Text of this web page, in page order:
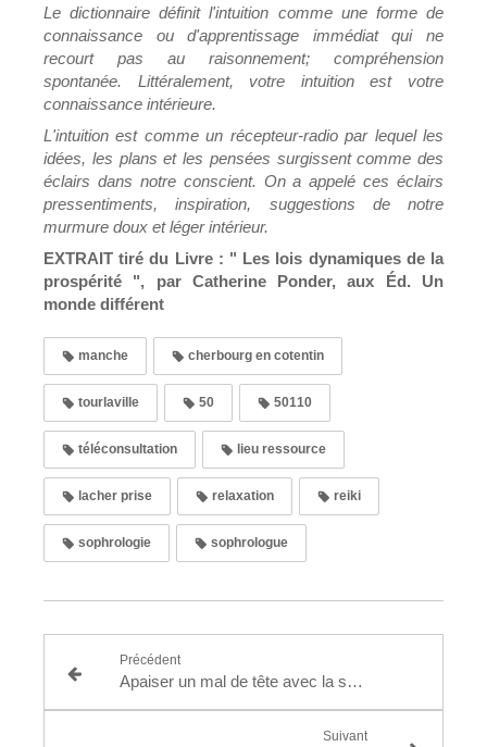
Le dictionnaire définit l'intuition comme une forme de
connaissance ou d'apprentissage immédiat qui ne
recourt pas au raisonnement; compréhension
spontanée. Littéralement, votre intuition est votre
connaissance intérieure.
L'intuition est comme un récepteur-radio par lequel les
idées, les plans et les pensées surgissent comme des
éclairs dans notre conscient. On a appelé ces éclairs
pressentiments, inspiration, suggestions de notre
murmure doux et léger intérieur.
EXTRAIT tiré du Livre : " Les lois dynamiques de la
prospérité ", par Catherine Ponder, aux Éd. Un
monde différent
manche cherbourg en cotentin
tourlaville 50 50110
téléconsultation lieu ressource
lacher prise relaxation reiki
sophrologie sophrologue
Précédent
Apaiser un mal de tête avec la sophrologie
Suivant